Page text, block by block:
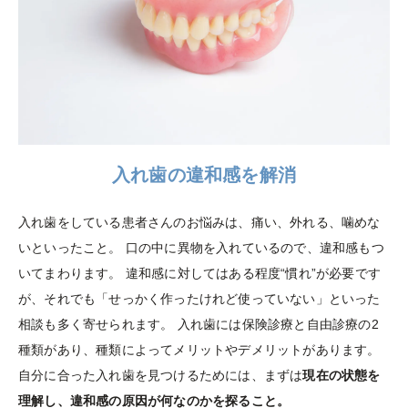
入れ歯の違和感を解消
入れ歯をしている患者さんのお悩みは、痛い、外れる、噛めな
いといったこと。 口の中に異物を入れているので、違和感もつ
いてまわります。 違和感に対してはある程度“慣れ”が必要です
が、それでも「せっかく作ったけれど使っていない」といった
相談も多く寄せられます。 入れ歯には保険診療と自由診療の2
種類があり、種類によってメリットやデメリットがあります。
自分に合った入れ歯を見つけるためには、まずは現在の状態を
理解し、違和感の原因が何なのかを探ること。